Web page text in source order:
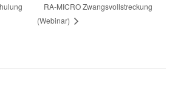
RA-MICRO Zwangsvollstreckung
(Webinar)